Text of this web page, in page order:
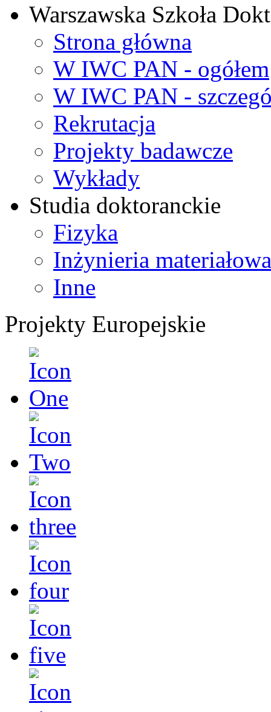
Warszawska Szkoła
Strona główna
W IWC PAN - ogółem
W IWC PAN -
Rekrutacja
Projekty badawcze
Wykłady
Studia doktoranckie
Fizyka
Inżynieria materiałowa
Inne
Projekty Europejskie